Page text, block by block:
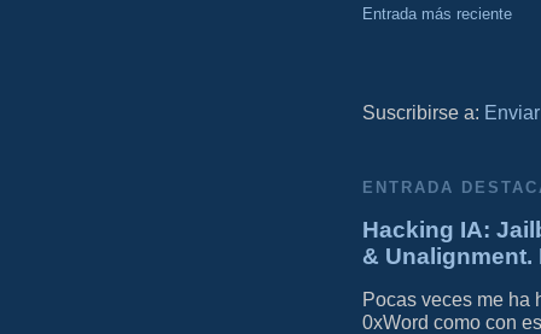
Entrada más reciente
Suscribirse a:
ENTRADA
Hacking IA:
&
Pocas veces me ha
0xWord como con